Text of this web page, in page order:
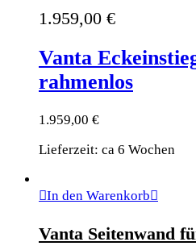
1.959,00 €
Vanta
rahmenlos
1.959,00 €
Lieferzeit: ca 6 Wochen
In den Warenkorb
Vanta Seitenwand